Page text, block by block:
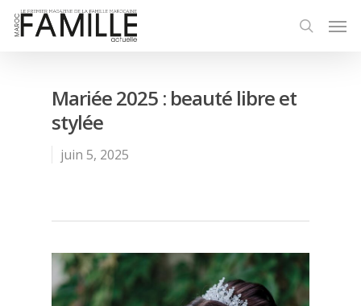
Mariée 2025 : beauté libre et
stylée
juin 5, 2025